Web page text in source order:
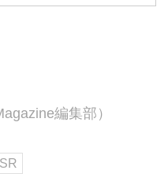
編集部）